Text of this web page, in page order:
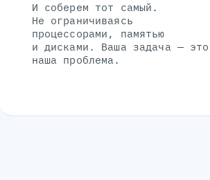
И соберем тот самый.
Не ограничиваясь
процессорами, памятью
и дисками. Ваша задача — это
наша проблема.